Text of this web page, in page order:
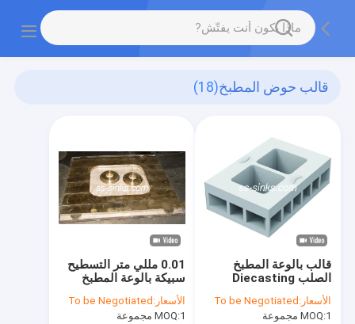
قالب حوض المطبخ(18)
0.01 مللي متر التسطيح
سبيكة بالوعة المطبخ
العفن CMM طحن تلميع
الأسعار: To be Negotiated
MOQ:1 مجموعة
قالب بالوعة المطبخ
الصلب Diecasting
Undermount OEM
ISO9001
الأسعار: To be Negotiated
MOQ:1 مجموعة